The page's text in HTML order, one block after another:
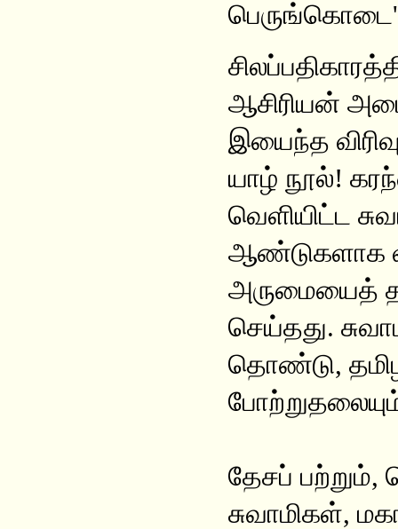
ஆசிரியன்
இயைந்த
யாழ் நூல்!
வெளியிட்ட
ஆண்டுகளாக
அருமையைத்
செய்தது.
தொண்டு,
தேசப் பற்றும்,
சுவாமிகள்,